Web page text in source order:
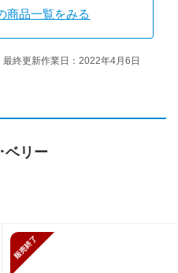
商品一覧をみる
終更新作業日：2022年4月6日
ベリー